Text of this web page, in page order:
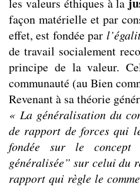
les valeurs éthiques à la
façon matérielle et par
effet, est fondée par
de travail socialement
principe de la valeur.
communauté (au Bien
Revenant à sa théorie
« La généralisation du
de rapport de forces qui
fondée sur le
généralisée” sur celui du
rapport qui règle le